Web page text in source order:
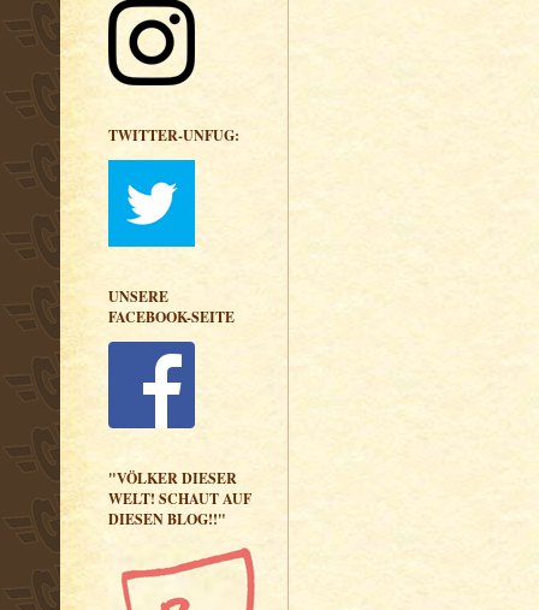
TWITTER-UNFUG:
UNSERE
FACEBOOK-SEITE
"VÖLKER DIESER
WELT! SCHAUT AUF
DIESEN BLOG!!"